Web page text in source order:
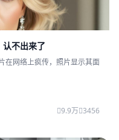
不出来了
在网络上疯传，照片显示其面
9.9万 3456